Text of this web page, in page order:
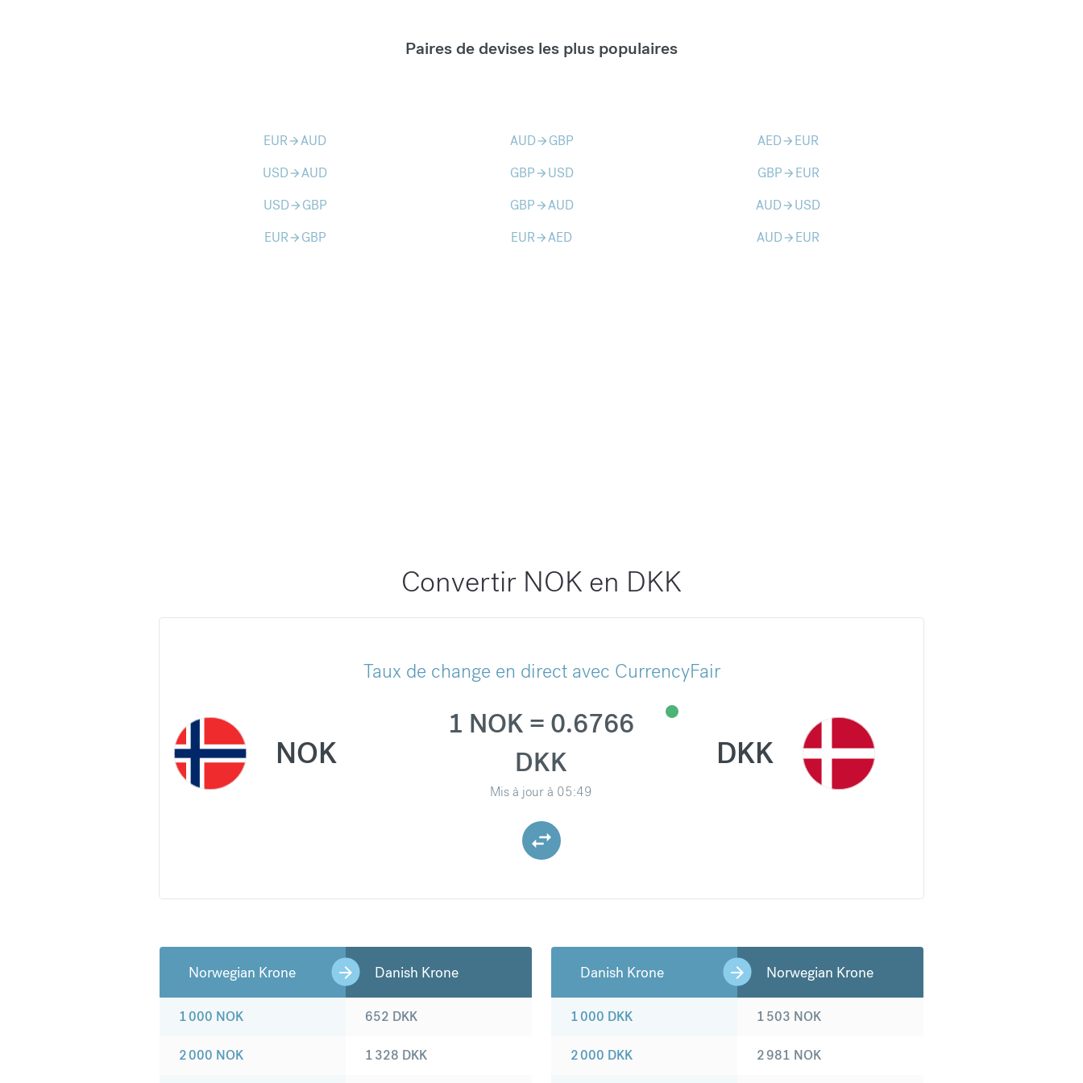
Paires de devises les plus populaires
EURarrow_forwardAUD AUDarrow_forward GBP AEDarrow_forward EUR
USDarrow_forwardAUD GBParrow_forward USD GBParrow_forward EUR
USDarrow_forward GBP GBParrow_forwardAUD AUDarrow_forward USD
EURarrow_forward GBP EURarrow_forwardAED AUDarrow_forward EUR
Convertir NOK en DKK
Taux de change en direct avec CurrencyFair
NOK
1 NOK = 0.6766
DKK
Mis à jour à 05:49
DKK
Norwegian Krone Danish Krone
1 000 NOK
2 000 NOK
652 DKK
1 328 DKK
Danish Krone Norwegian Krone
1 000 DKK
2 000 DKK
1 503 NOK
2 981 NOK